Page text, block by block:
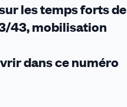
les temps forts de
43, mobilisation
dans ce numéro